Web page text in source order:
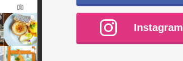
Instagram